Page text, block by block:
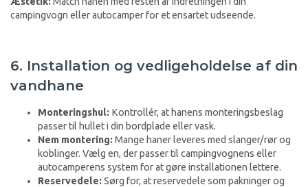
campingvogn eller autocamper for et ensartet udseende.
6. Installation og vedligeholdelse af din
vandhane
Monteringshul: Kontrollér, at hanens monteringsbeslag
passer til hullet i din bordplade eller vask.
Nem montering:Mange haner leveres med slanger/rør og
koblinger. Vælg en, der passer til campingvognens eller
autocamperens system for at gøre installationen lettere.
Reservedele:Sørg for, at reservedele som pakninger og